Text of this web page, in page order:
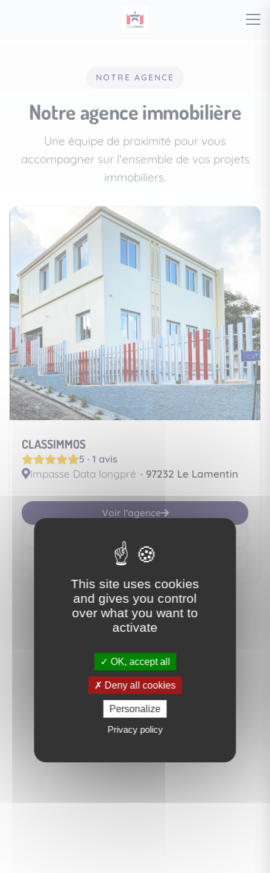
NOTRE AGENCE
Notre agence immobilière
Une équipe de proximité pour vous
accompagner sur l'ensemble de vos projets
immobiliers.
CLASSIMMOS
5 · 1 avis
Impasse Data longpré · 97232 Le Lamentin
S'y rendre
Voir l'agence
This site uses cookies
and gives you control
over what you want to
activate
OK, accept all
Deny all cookies
Personalize
Privacy policy